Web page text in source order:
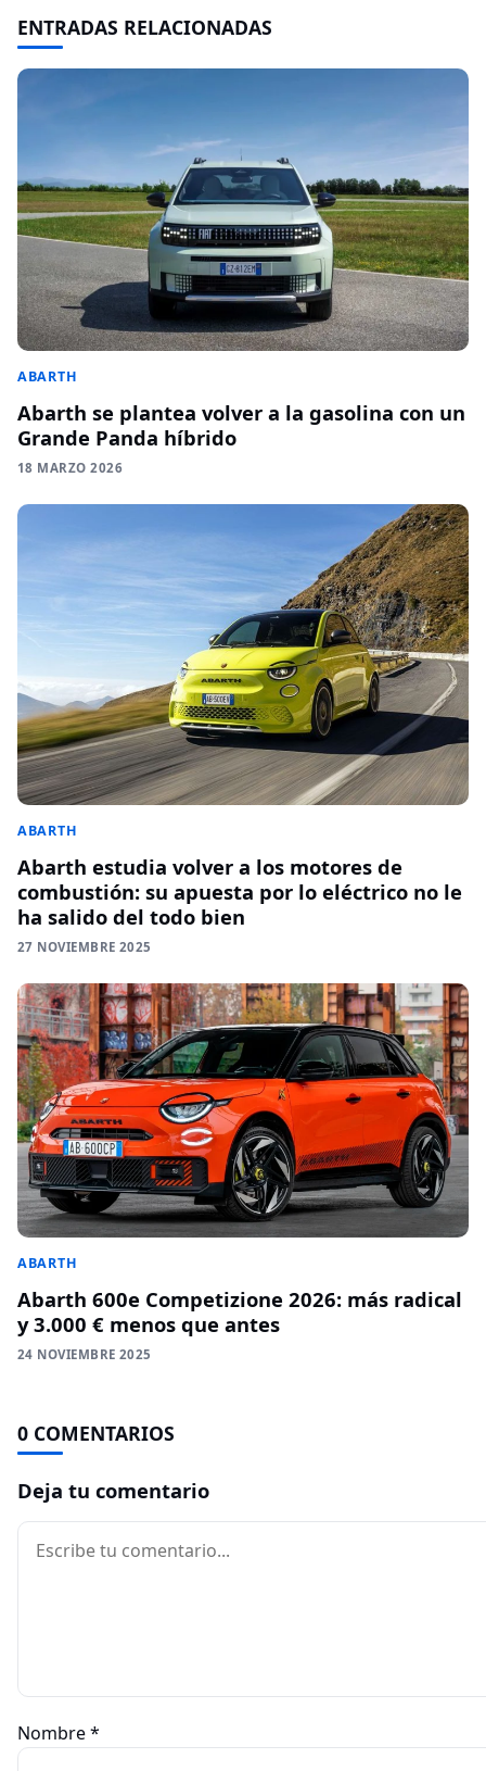
ENTRADAS RELACIONADAS
ABARTH
Abarth se plantea volver a la gasolina con un
Grande Panda híbrido
18 MARZO 2026
ABARTH
Abarth estudia volver a los motores de
combustión: su apuesta por lo eléctrico no le
ha salido del todo bien
27 NOVIEMBRE 2025
ABARTH
Abarth 600e Competizione 2026: más radical
y 3.000 € menos que antes
24 NOVIEMBRE 2025
0 COMENTARIOS
Deja tu comentario
Comentario
Nombre*